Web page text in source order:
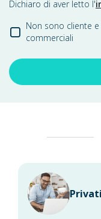
Dichiaro di aver letto l'
Non sono cliente
commerciali
Privati